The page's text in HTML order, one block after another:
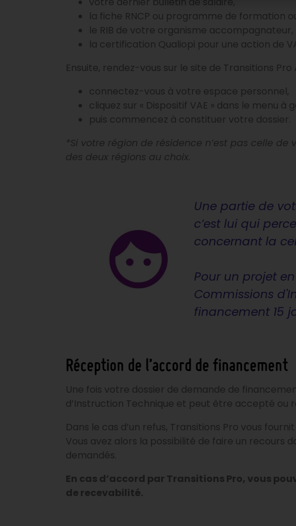
la fiche RNCP ou programme de formation
le RIB de votre organisme accompagnateur,
la certification Qualiopi pour une action de
Ensuite, rendez-vous sur le site de Transitions
connectez-vous à votre espace personnel,
cliquez sur « Dispositif VAE » dans le menu
puis commencez à constituer votre dossier.
*Si votre région de résidence n’est pas celle
des deux régions au choix.
Une partie de
c’est lui qui
concernant la
Pour un projet
Commissions
financement 15
Réception de l’accord de financement
Une fois votre dossier de demande de
d’Instruction Technique et peut être accepté ou
Dans le cas d’un refus, Transitions Pro vous
Vous avez alors la possibilité de faire un recours
demandés.
En cas d’accord par Transitions Pro, vous
de recevabilité.